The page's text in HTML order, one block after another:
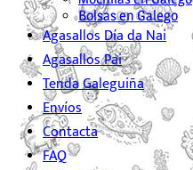
Bolsas en Galego
Agasallos Día da Nai
Agasallos Pai
Tenda Galeguiña
Envíos
Contacta
FAQ